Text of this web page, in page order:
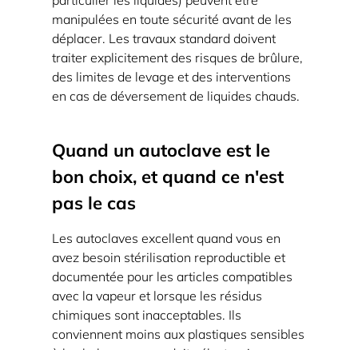
manipulées en toute sécurité avant de les
déplacer. Les travaux standard doivent
traiter explicitement des risques de brûlure,
des limites de levage et des interventions
en cas de déversement de liquides chauds.
Quand un autoclave est le
bon choix, et quand ce n'est
pas le cas
Les autoclaves excellent quand vous en
avez besoin stérilisation reproductible et
documentée pour les articles compatibles
avec la vapeur et lorsque les résidus
chimiques sont inacceptables. Ils
conviennent moins aux plastiques sensibles